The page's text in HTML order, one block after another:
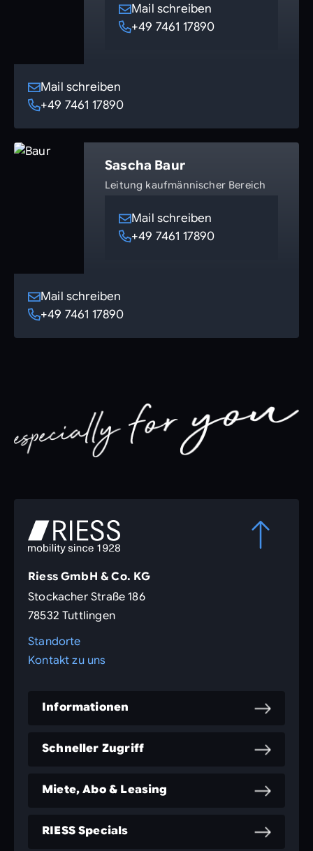
Mail schreiben
+49 7461 17890
Mail schreiben
+49 7461 17890
Sascha Baur
Leitung kaufmännischer Bereich
Mail schreiben
+49 7461 17890
Mail schreiben
+49 7461 17890
Riess GmbH & Co. KG
Stockacher Straße 186
78532 Tuttlingen
Standorte
Kontakt zu uns
Informationen
Schneller Zugriff
Miete, Abo & Leasing
RIESS Specials